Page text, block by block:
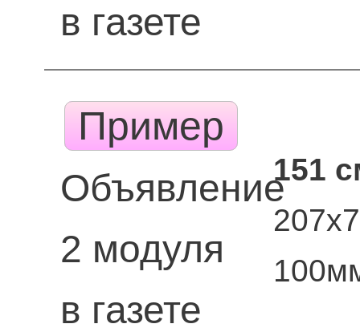
в газете
Пример
Объявление
2 модуля
в газете
151